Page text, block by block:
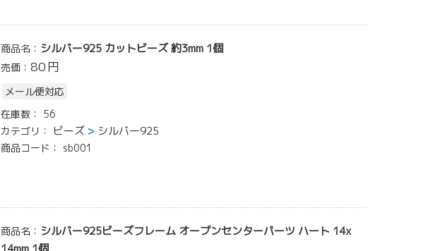
商品名： シルバー925 カットビーズ 約3mm 1個
売価： 80円
メール便対応
在庫数： 56
カテゴリ：
ビーズ シルバー925
商品コード： sb001
商品名： シルバー925ビーズフレーム オープンセンターパーツ ハート 14x